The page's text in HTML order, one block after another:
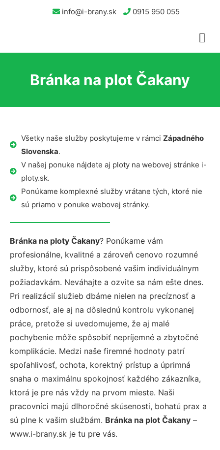
info@i-brany.sk 0915 950 055
Bránka na plot Čakany
Všetky naše služby poskytujeme v rámci Západného
Slovenska.
V našej ponuke nájdete aj ploty na webovej stránke i-
ploty.sk.
Ponúkame komplexné služby vrátane tých, ktoré nie
sú priamo v ponuke webovej stránky.
Bránka na ploty Čakany? Ponúkame vám
profesionálne, kvalitné a zároveň cenovo rozumné
služby, ktoré sú prispôsobené vašim individuálnym
požiadavkám. Neváhajte a ozvite sa nám ešte dnes.
Pri realizácií služieb dbáme nielen na precíznosť a
odbornosť, ale aj na dôslednú kontrolu vykonanej
práce, pretože si uvedomujeme, že aj malé
pochybenie môže spôsobiť nepríjemné a zbytočné
komplikácie. Medzi naše firemné hodnoty patrí
spoľahlivosť, ochota, korektný prístup a úprimná
snaha o maximálnu spokojnosť každého zákazníka,
ktorá je pre nás vždy na prvom mieste. Naši
pracovníci majú dlhoročné skúsenosti, bohatú prax a
sú plne k vašim službám. Bránka na plot Čakany –
www.i-brany.sk je tu pre vás.